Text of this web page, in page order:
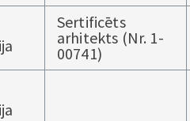
Sertificēts
arhitekts (Nr. 1-
00741)